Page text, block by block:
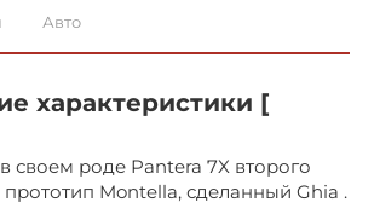
Авто
характеристики [
своем роде Pantera 7X второго
Montella, сделанный Ghia .